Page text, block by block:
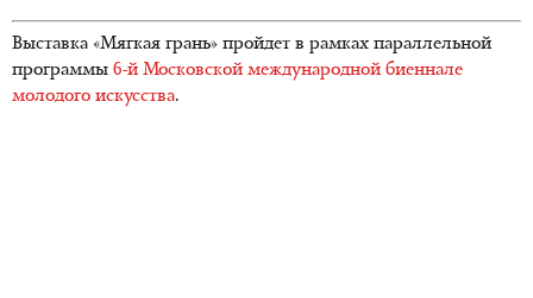
Выставка «Мягкая грань» пройдет в рамках параллельной
программы 6-й Московской международной биеннале
молодого искусства.